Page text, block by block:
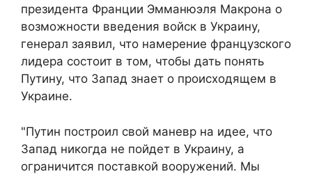
президента Франции Эмманюэля Макрона о
возможности введения войск в Украину,
генерал заявил, что намерение французского
лидера состоит в том, чтобы дать понять
Путину, что Запад знает о происходящем в
Украине.
"Путин построил свой маневр на идее, что
Запад никогда не пойдет в Украину, а
ограничится поставкой вооружений. Мы